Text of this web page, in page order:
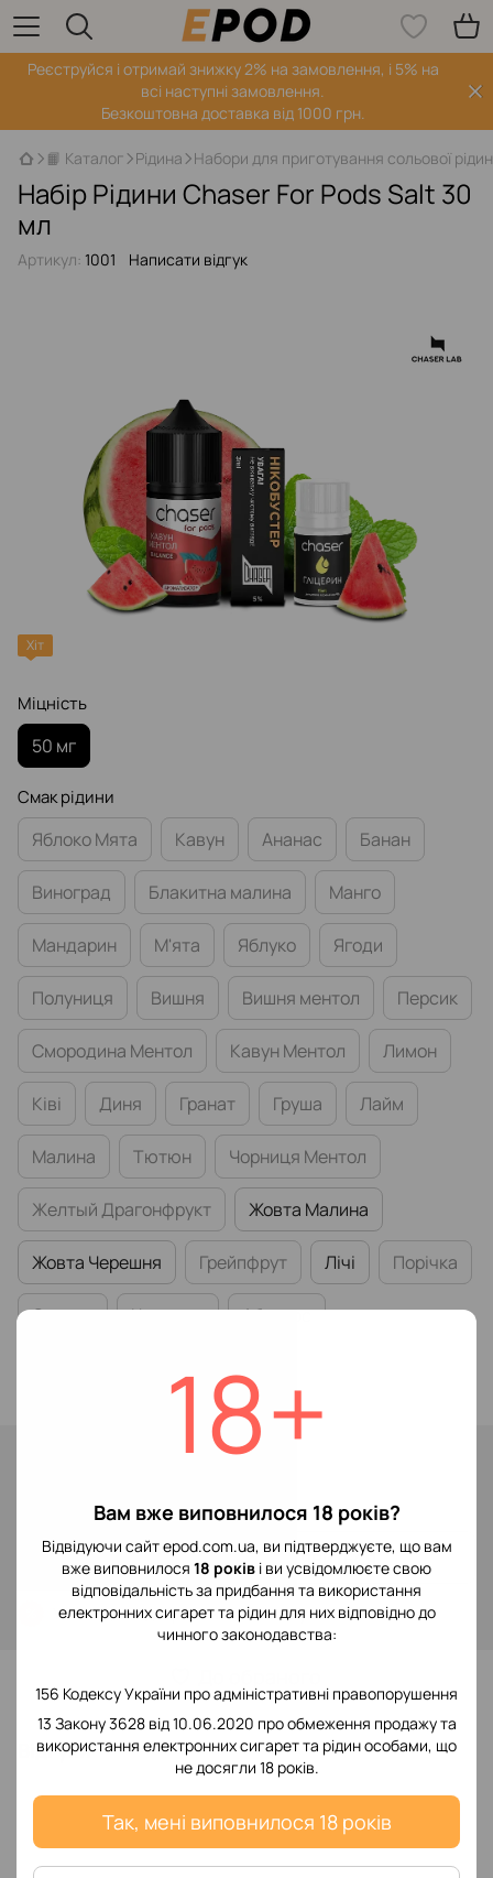
18+
Вам вже виповнилося 18 років?
Відвідуючи сайт epod.com.ua, ви підтверджуєте, що вам
вже виповнилося 18 років і ви усвідомлюєте свою
відповідальність за придбання та використання
електронних сигарет та рідин для них відповідно до
чинного законодавства:
156 Кодексу України про адміністративні правопорушення
13 Закону 3628 від 10.06.2020 про обмеження продажу та
використання електронних сигарет та рідин особами, що
не досягли 18 років.
Так, мені виповнилося 18 років
Реєструйся і отримай знижку 2% на замовлення, і 5% на
всі наступні замовлення.
Безкоштовна доставка від 1000 грн.
📙 Каталог Рідина Набори для приготування сольової
Набір Рідини Chaser For Pods Salt 30
мл
Артикул: 1001 Написати відгук
Хіт
Міцність
50 мг
Смак рідини
Яблоко Мята Кавун Ананас Банан
Виноград Блакитна малина Манго
Мандарин М'ята Яблуко Ягоди
Полуниця Вишня Вишня ментол Персик
Смородина Ментол Кавун Ментол Лимон
Ківі Диня Гранат Груша Лайм
Малина Тютюн Чорниця Ментол
Желтый Драгонфрукт Жовта Малина
Жовта Черешня Грейпфрут Лічі Порічка
Суниця Черешня Абрикос
Повідомити, коли з'явиться
Увійтидля відображення накопичувальної знижки
Відгуки